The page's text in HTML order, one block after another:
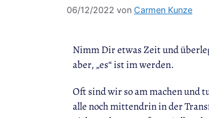
06/12/2022 von Carmen Kunze
Nimm Dir etwas Zeit und
aber, „es“ ist im werden.
Oft sind wir so am machen und
alle noch mittendrin in der